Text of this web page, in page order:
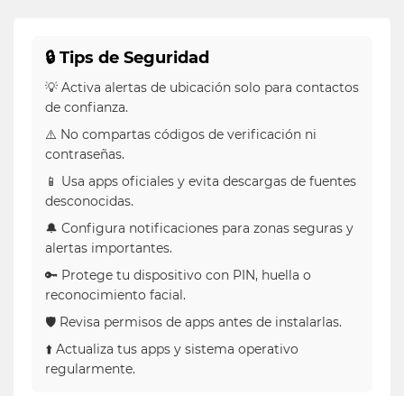
🔒 Tips de Seguridad
💡 Activa alertas de ubicación solo para contactos
de confianza.
⚠️ No compartas códigos de verificación ni
contraseñas.
📱 Usa apps oficiales y evita descargas de fuentes
desconocidas.
🔔 Configura notificaciones para zonas seguras y
alertas importantes.
🔑 Protege tu dispositivo con PIN, huella o
reconocimiento facial.
🛡 Revisa permisos de apps antes de instalarlas.
⬆️ Actualiza tus apps y sistema operativo
regularmente.